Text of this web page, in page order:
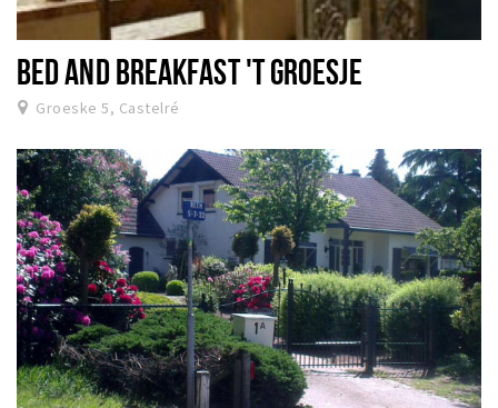
BED AND BREAKFAST 'T GROESJE
Groeske 5, Castelré